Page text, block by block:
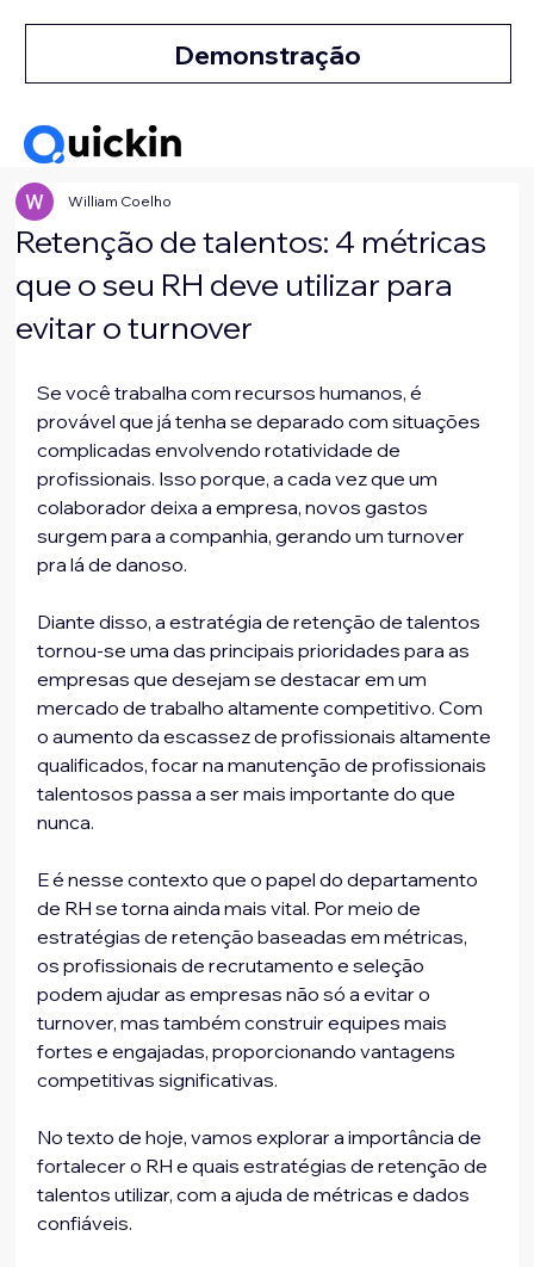
Demonstração
Retenção de talentos: 4 métricas
que o seu RH deve utilizar para
evitar o turnover
William Coelho
Se você trabalha com recursos humanos, é
provável que já tenha se deparado com situações
complicadas envolvendo rotatividade de
profissionais. Isso porque, a cada vez que um
colaborador deixa a empresa, novos gastos
surgem para a companhia, gerando um turnover
pra lá de danoso.
Diante disso, a estratégia de retenção de talentos
tornou-se uma das principais prioridades para as
empresas que desejam se destacar em um
mercado de trabalho altamente competitivo. Com
o aumento da escassez de profissionais altamente
qualificados, focar na manutenção de profissionais
talentosos passa a ser mais importante do que
nunca.
E é nesse contexto que o papel do departamento
de RH se torna ainda mais vital. Por meio de
estratégias de retenção baseadas em métricas,
os profissionais de recrutamento e seleção
podem ajudar as empresas não só a evitar o
turnover, mas também construir equipes mais
fortes e engajadas, proporcionando vantagens
competitivas significativas.
No texto de hoje, vamos explorar a importância de
fortalecer o RH e quais estratégias de retenção de
talentos utilizar, com a ajuda de métricas e dados
confiáveis.